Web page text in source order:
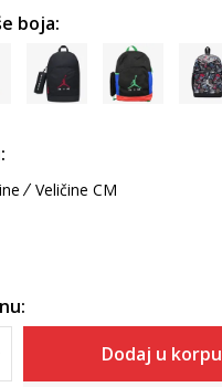
boja:
Veličine CM
Dodaj u korpu